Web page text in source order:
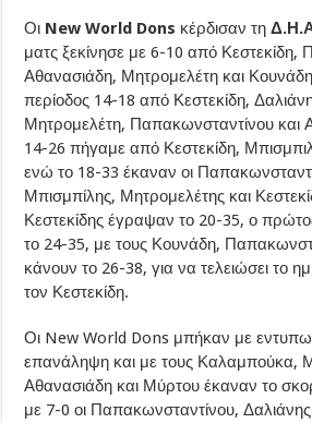
Οι New World Dons κέρδισαν τη
ματς ξεκίνησε με 6-10 από Κεστεκίδη,
Αθανασιάδη, Μητρομελέτη και
περίοδος 14-18 από Κεστεκίδη,
Μητρομελέτη, Παπακωνσταντίνου και
14-26 πήγαμε από Κεστεκίδη,
ενώ το 18-33 έκαναν οι
Μπισμπίλης, Μητρομελέτης και
Κεστεκίδης έγραψαν το 20-35, ο
το 24-35, με τους Κουνάδη,
κάνουν το 26-38, για να τελειώσει το
τον Κεστεκίδη.
Οι New World Dons μπήκαν με
επανάληψη και με τους Καλαμπούκα,
Αθανασιάδη και Μύρτου έκαναν το
με 7-0 οι Παπακωνσταντίνου,